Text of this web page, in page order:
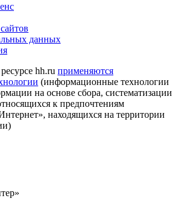
данных
hh.ru применяются
(информационные технологии
на основе сбора, систематизации
к предпочтениям
находящихся на территории